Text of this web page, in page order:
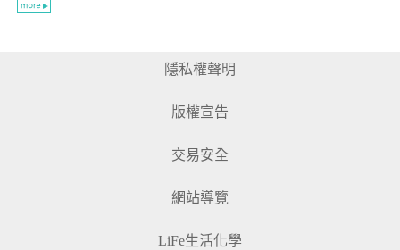
隱私權聲明
版權宣告
交易安全
網站導覽
LiFe生活化學